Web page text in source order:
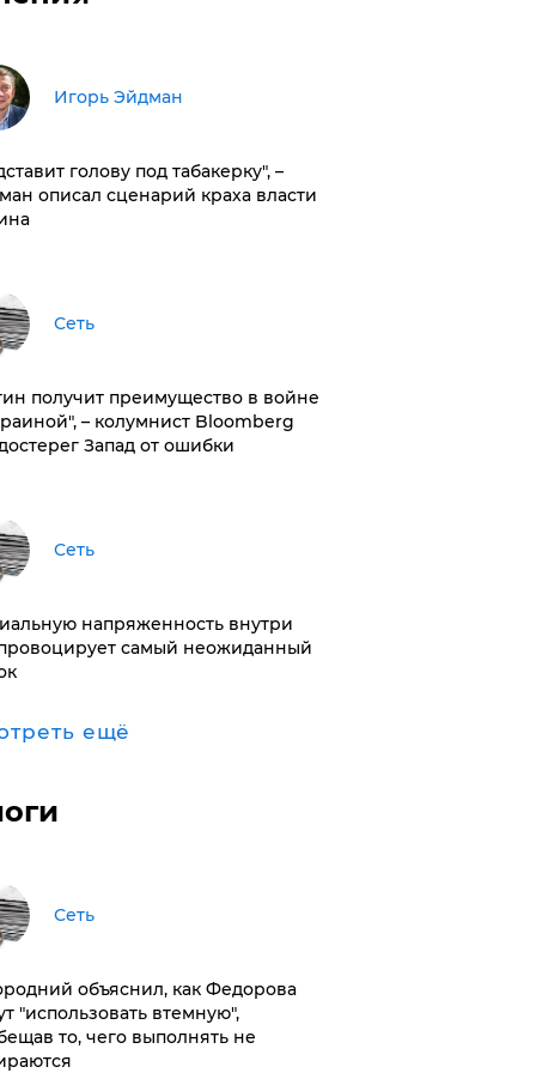
Игорь Эйдман
голову под табакерку", –
описал сценарий краха власти
Сеть
получит преимущество в войне
– колумнист Bloomberg
Запад от ошибки
Сеть
напряженность внутри
самый неожиданный
ещё
Сеть
объяснил, как Федорова
"использовать втемную",
то, чего выполнять не